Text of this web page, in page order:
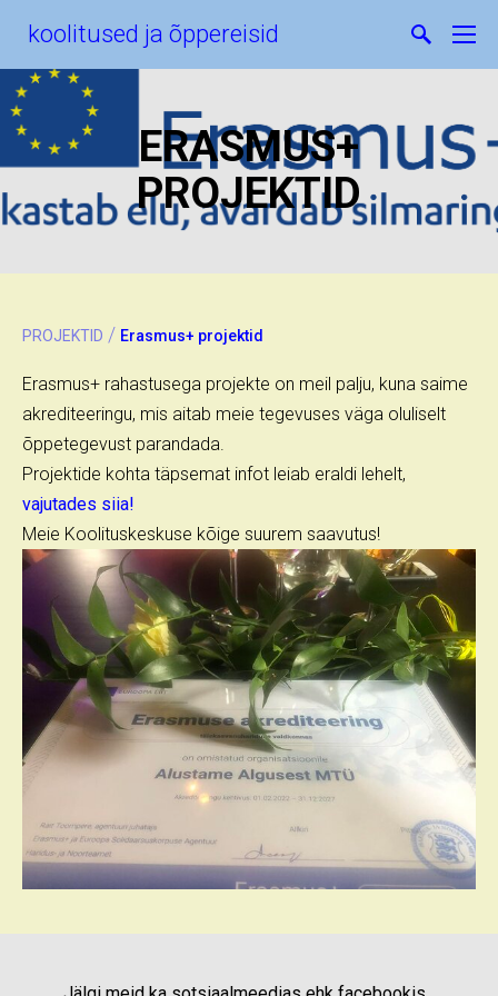
koolitused ja õppereisid
ERASMUS+
PROJEKTID
PROJEKTID / Erasmus+ projektid
Erasmus+ rahastusega projekte on meil palju, kuna saime
akrediteeringu, mis aitab meie tegevuses väga oluliselt
õppetegevust parandada.
Projektide kohta täpsemat infot leiab eraldi lehelt,
vajutades siia!
Meie Koolituskeskuse kõige suurem saavutus!